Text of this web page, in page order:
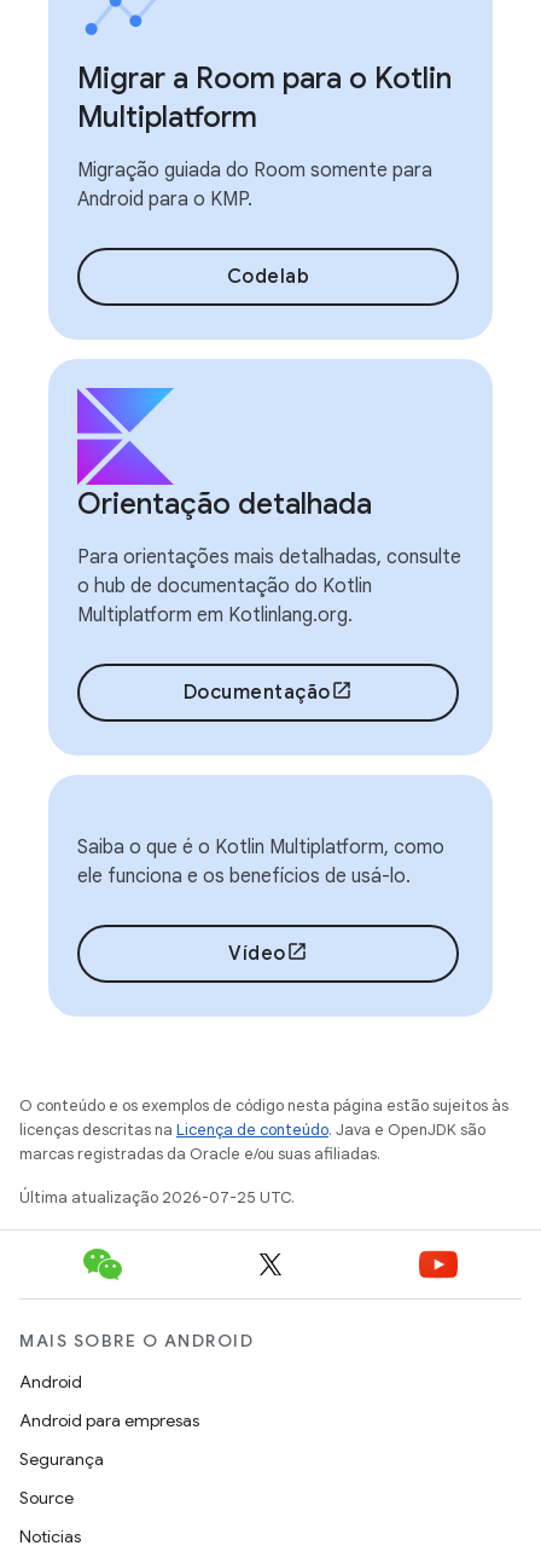
Migrar a Room para o Kotlin
Multiplatform
Migração guiada do Room somente para
Android para o KMP.
Codelab
Orientação detalhada
Para orientações mais detalhadas, consulte
o hub de documentação do Kotlin
Multiplatform em Kotlinlang.org.
Documentação
Saiba o que é o Kotlin Multiplatform, como
ele funciona e os benefícios de usá-lo.
Vídeo
O conteúdo e os exemplos de código nesta página estão sujeitos às
licenças descritas na Licença de conteúdo. Java e OpenJDK são
marcas registradas da Oracle e/ou suas afiliadas.
Última atualização 2026-07-25 UTC.
MAIS SOBRE O ANDROID
Android
Android para empresas
Segurança
Source
Notícias